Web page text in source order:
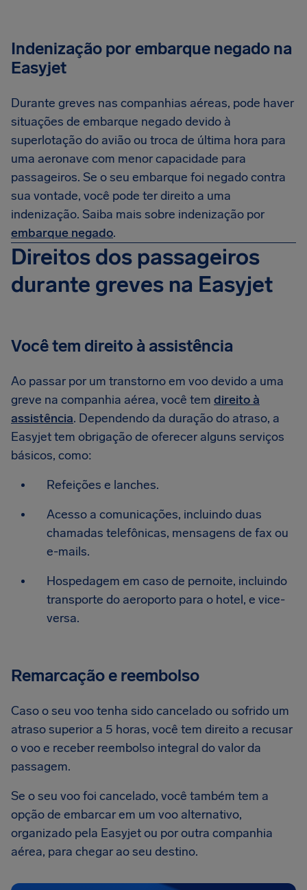
Indenização por embarque negado na
Easyjet
Durante greves nas companhias aéreas, pode haver
situações de embarque negado devido à
superlotação do avião ou troca de última hora para
uma aeronave com menor capacidade para
passageiros. Se o seu embarque foi negado contra
sua vontade, você pode ter direito a uma
indenização. Saiba mais sobre indenização por
embarque negado.
Direitos dos passageiros
durante greves na Easyjet
Você tem direito à assistência
Ao passar por um transtorno em voo devido a uma
greve na companhia aérea, você tem direito à
assistência. Dependendo da duração do atraso, a
Easyjet tem obrigação de oferecer alguns serviços
básicos, como:
Refeições e lanches.
Acesso a comunicações, incluindo duas
chamadas telefônicas, mensagens de fax ou
e-mails.
Hospedagem em caso de pernoite, incluindo
transporte do aeroporto para o hotel, e vice-
versa.
Remarcação e reembolso
Caso o seu voo tenha sido cancelado ou sofrido um
atraso superior a 5 horas, você tem direito a recusar
o voo e receber reembolso integral do valor da
passagem.
Se o seu voo foi cancelado, você também tem a
opção de embarcar em um voo alternativo,
organizado pela Easyjet ou por outra companhia
aérea, para chegar ao seu destino.